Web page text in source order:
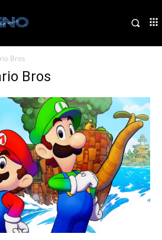
Bros
Bros